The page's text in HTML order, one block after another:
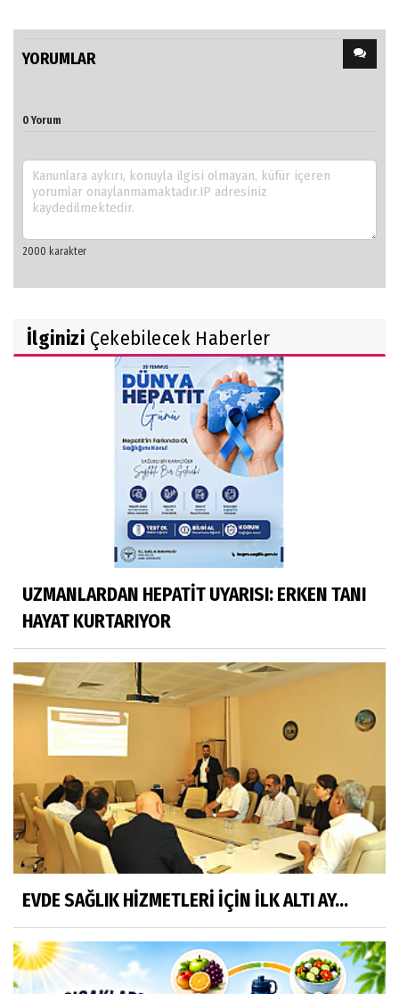
YORUMLAR
0 Yorum
İlginizi Çekebilecek Haberler
UZMANLARDAN HEPATİT UYARISI: ERKEN TANI
HAYAT KURTARIYOR
EVDE SAĞLIK HİZMETLERİ İÇİN İLK ALTI AY...